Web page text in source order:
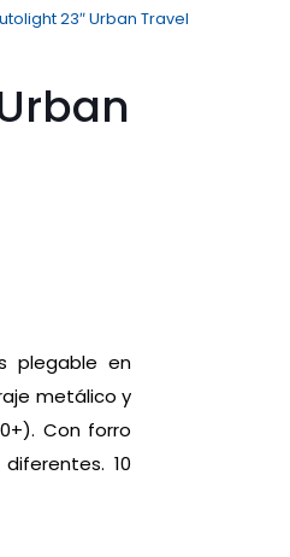
23″ Urban Travel
plegable en
metálico y
Con forro
10